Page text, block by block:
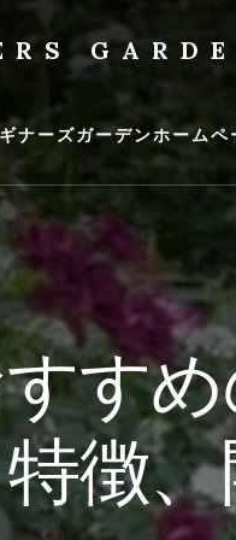
ギナーズガーデンホームペ
す
特徴